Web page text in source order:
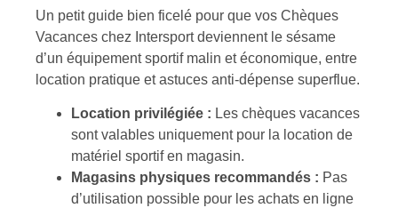
Un petit guide bien ficelé pour que vos Chèques
Vacances chez Intersport deviennent le sésame
d’un équipement sportif malin et économique, entre
location pratique et astuces anti-dépense superflue.
Location privilégiée : Les chèques vacances
sont valables uniquement pour la location de
matériel sportif en magasin.
Magasins physiques recommandés : Pas
d’utilisation possible pour les achats en ligne